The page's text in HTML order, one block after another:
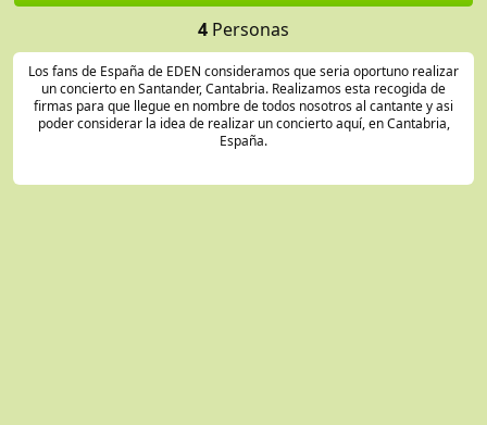
4 Personas
Los fans de España de EDEN consideramos que seria oportuno realizar
un concierto en Santander, Cantabria. Realizamos esta recogida de
firmas para que llegue en nombre de todos nosotros al cantante y asi
poder considerar la idea de realizar un concierto aquí, en Cantabria,
España.